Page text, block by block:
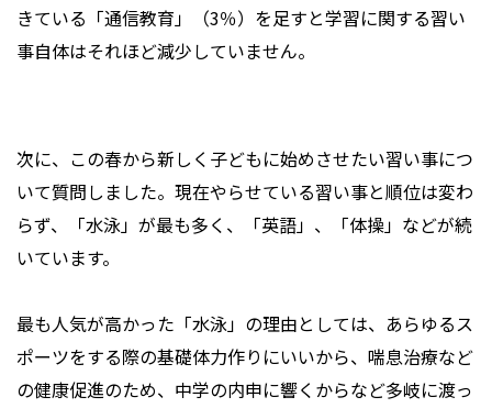
きている「通信教育」（3％）を足すと学習に関する習い
事自体はそれほど減少していません。
次に、この春から新しく子どもに始めさせたい習い事につ
いて質問しました。現在やらせている習い事と順位は変わ
らず、「水泳」が最も多く、「英語」、「体操」などが続
いています。
最も人気が高かった「水泳」の理由としては、あらゆるス
ポーツをする際の基礎体力作りにいいから、喘息治療など
の健康促進のため、中学の内申に響くからなど多岐に渡っ